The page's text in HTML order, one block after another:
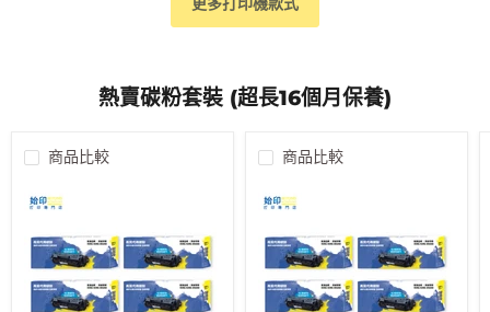
熱賣碳粉套裝 (超長16個月保養)
商品比較 商品比較